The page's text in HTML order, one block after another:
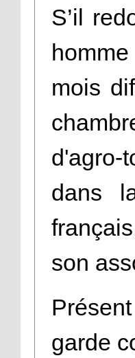
S’il
mois
d'agro-
dans
son
garde